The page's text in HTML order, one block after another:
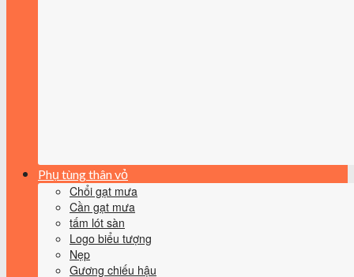
Phụ tùng thân vỏ
Chổi gạt mưa
Cần gạt mưa
tấm lót sàn
Logo biểu tượng
Nẹp
Gương chiếu hậu